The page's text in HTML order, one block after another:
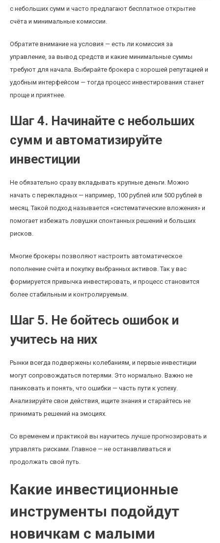
с небольших сумм и часто предлагают бесплатное открытие
счёта и минимальные комиссии.
Обратите внимание на условия — есть ли комиссия за
управление, за вывод средств и какие минимальные суммы
требуют для начала. Выбирайте брокера с хорошей репутацией и
удобным интерфейсом — тогда процесс инвестирования станет
проще и приятнее.
Шаг 4. Начинайте с небольших
сумм и автоматизируйте
инвестиции
Не обязательно сразу вкладывать крупные деньги. Можно
начать с перекладных — например, 100 рублей или 500 рублей в
месяц. Такой подход называется «систематические вложения» и
помогает избежать ловушки спонтанных решений и больших
рисков.
Многие брокеры позволяют настроить автоматическое
пополнение счёта и покупку выбранных активов. Так у вас
формируется привычка инвестировать, и процесс становится
более стабильным и контролируемым.
Шаг 5. Не бойтесь ошибок и
учитесь на них
Рынки всегда подвержены колебаниям, и первые инвестиции
могут сопровождаться потерями. Это нормально. Важно не
паниковать и понять, что ошибки — часть пути к успеху.
Анализируйте свои действия, ищите знания и старайтесь не
принимать решений на эмоциях.
Со временем и практикой вы научитесь лучше прогнозировать и
управлять рисками. Главное — не останавливаться и
продолжать свой путь.
Какие инвестиционные
инструменты подойдут
новичкам с малыми